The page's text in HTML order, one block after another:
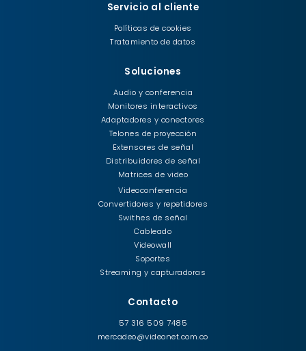
Servicio al cliente
Políticas de cookies
Tratamiento de datos
Soluciones
Audio y conferencia
Monitores interactivos
Adaptadores y conectores
Telones de proyección
Extensores de señal
Distribuidores de señal
Matrices de video
Videoconferencia
Convertidores y repetidores
Swithes de señal
Cableado
Videowall
Soportes
Streaming y capturadoras
Contacto
57 316 509 7485
mercadeo@videonet.com.co